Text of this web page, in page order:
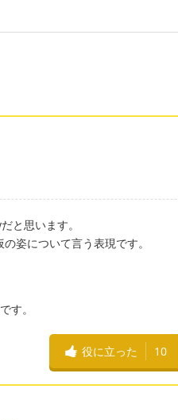
と思います。
姿について言う表現です。
す。
役に立った 10